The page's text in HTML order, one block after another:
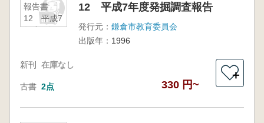
報告書
12 平成7
年度発掘
12 平成7年度発掘調査報告
発行元： 鎌倉市教育委員会
出版年： 1996
新刊 在庫なし
古書 2点 330 円~
＋